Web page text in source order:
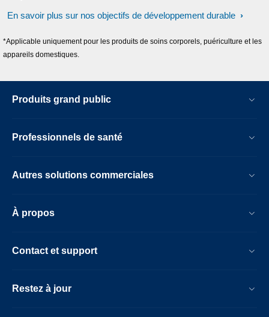
En savoir plus sur nos objectifs de développement durable
*Applicable uniquement pour les produits de soins corporels, puériculture et les
appareils domestiques.
Produits grand public
Professionnels de santé
Autres solutions commerciales
À propos
Contact et support
Restez à jour